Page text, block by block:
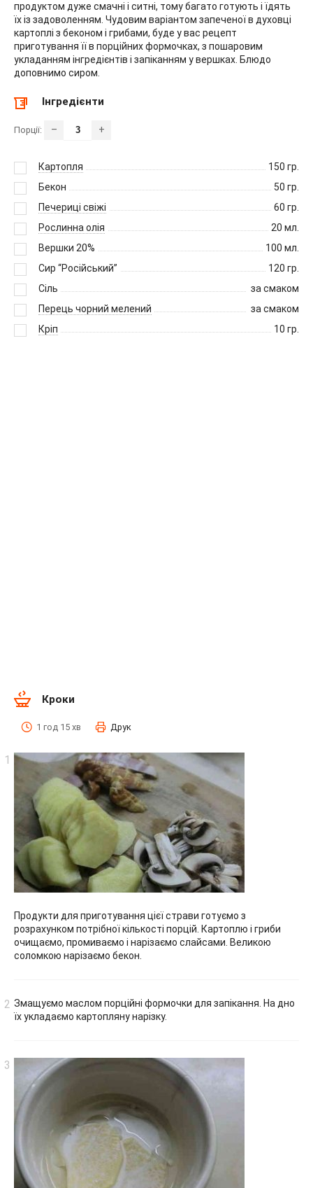
продуктом дуже смачні і ситні, тому багато готують і їдять
їх із задоволенням. Чудовим варіантом запеченої в духовці
картоплі з беконом і грибами, буде у вас рецепт
приготування її в порційних формочках, з пошаровим
укладанням інгредієнтів і запіканням у вершках. Блюдо
доповнимо сиром.
Інгредієнти
Порції: – +
Картопля 150 гр.
Бекон
50 гр.
Печериці свіжі
60 гр.
Рослинна олія
20 мл.
Вершки 20%
100 мл.
Сир “Російський”
120 гр.
Сіль
за смаком
Перець чорний мелений
за смаком
Кріп
10 гр.
Кроки
1 год 15 хв Друк
Продукти для приготування цієї страви готуємо з
розрахунком потрібної кількості порцій. Картоплю і гриби
очищаємо, промиваємо і нарізаємо слайсами. Великою
соломкою нарізаємо бекон.
Змащуємо маслом порційні формочки для запікання. На дно
їх укладаємо картопляну нарізку.